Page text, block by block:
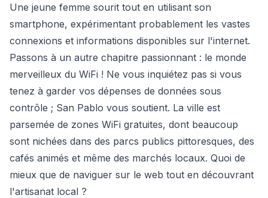
Une jeune femme sourit tout en utilisant son
smartphone, expérimentant probablement les vastes
connexions et informations disponibles sur l'internet.
Passons à un autre chapitre passionnant : le monde
merveilleux du WiFi ! Ne vous inquiétez pas si vous
tenez à garder vos dépenses de données sous
contrôle ; San Pablo vous soutient. La ville est
parsemée de zones WiFi gratuites, dont beaucoup
sont nichées dans des parcs publics pittoresques, des
cafés animés et même des marchés locaux. Quoi de
mieux que de naviguer sur le web tout en découvrant
l'artisanat local ?